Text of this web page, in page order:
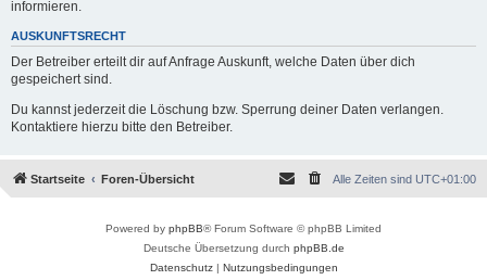
informieren.
AUSKUNFTSRECHT
Der Betreiber erteilt dir auf Anfrage Auskunft, welche Daten über dich
gespeichert sind.
Du kannst jederzeit die Löschung bzw. Sperrung deiner Daten verlangen.
Kontaktiere hierzu bitte den Betreiber.
Startseite Foren-Übersicht Alle Zeiten sind UTC+01:00
Powered by phpBB® Forum Software © phpBB Limited
Deutsche Übersetzung durch phpBB.de
Datenschutz| Nutzungsbedingungen